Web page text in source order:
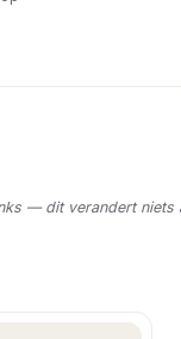
— dit verandert niets